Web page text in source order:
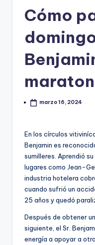
Cómo
marzo 16, 2024
En los círculos
Benjamin es
sumilleres. Aprendió
lugares como Jean-
industria hotelera
cuando sufrió un
25 años y quedó
Después de obtener
siguiente, el Sr.
energía a apoyar a